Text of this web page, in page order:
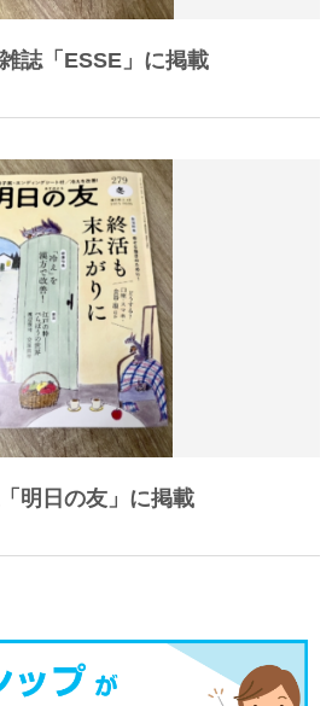
誌「ESSE」に掲載
明日の友」に掲載